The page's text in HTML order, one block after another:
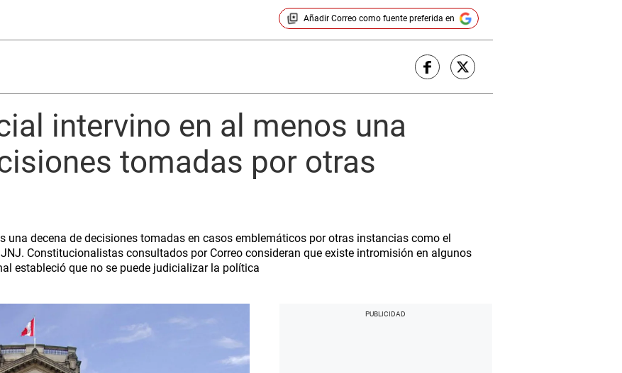
Añadir Correocomo fuente preferida en
intervino en al menos una
tomadas por otras
una decena de decisiones tomadas en casos emblemáticos por otras instancias como el
Constitucionalistas consultados por Correo consideran que existe intromisión en algunos
estableció que no se puede judicializar la política